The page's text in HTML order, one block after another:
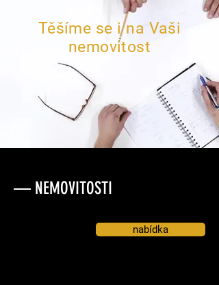
Těšíme se i na Vaši
nemovitost
— NEMOVITOSTI
nabídka